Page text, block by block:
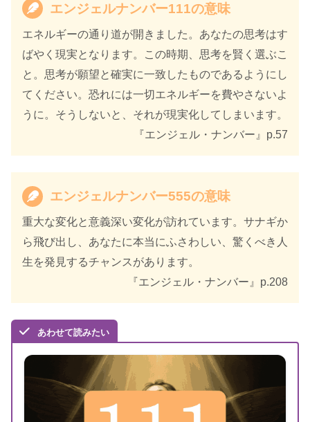
書籍名
天使のサイン エンジェル・ナンバ
ー 数字に秘められた幸運のメッセ
ージ
著者 カイル・グレイ
出版年 2021年11月
エンジェルナンバー111の意味
エネルギーの通り道が開きました。あなたの思考はす
ばやく現実となります。この時期、思考を賢く選ぶこ
と。思考が願望と確実に一致したものであるようにし
てください。恐れには一切エネルギーを費やさないよ
うに。そうしないと、それが現実化してしまいます。
『エンジェル・ナンバー』p.57
エンジェルナンバー555の意味
重大な変化と意義深い変化が訪れています。サナギか
ら飛び出し、あなたに本当にふさわしい、驚くべき人
生を発見するチャンスがあります。
『エンジェル・ナンバー』p.208
あわせて読みたい